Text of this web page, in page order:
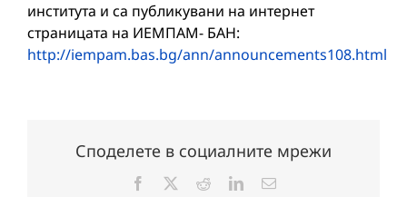
института и са публикувани на интернет
страницата на ИЕМПАМ- БАН:
http://iempam.bas.bg/ann/announcements108.html
Споделете в социалните мрежи
Facebook RedditLinkedInЕлектронна